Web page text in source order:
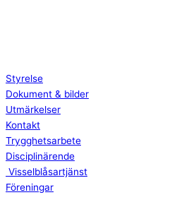
Styrelse
Dokument & bilder
Utmärkelser
Kontakt
Trygghetsarbete
Disciplinärende
Visselblåsartjänst
Föreningar